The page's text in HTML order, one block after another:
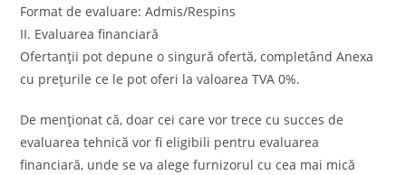
Format de evaluare: Admis/Respins
II. Evaluarea financiară
Ofertanții pot depune o singură ofertă, completând Anexa
cu prețurile ce le pot oferi la valoarea TVA 0%.
De menționat că, doar cei care vor trece cu succes de
evaluarea tehnică vor fi eligibili pentru evaluarea
financiară, unde se va alege furnizorul cu cea mai mică